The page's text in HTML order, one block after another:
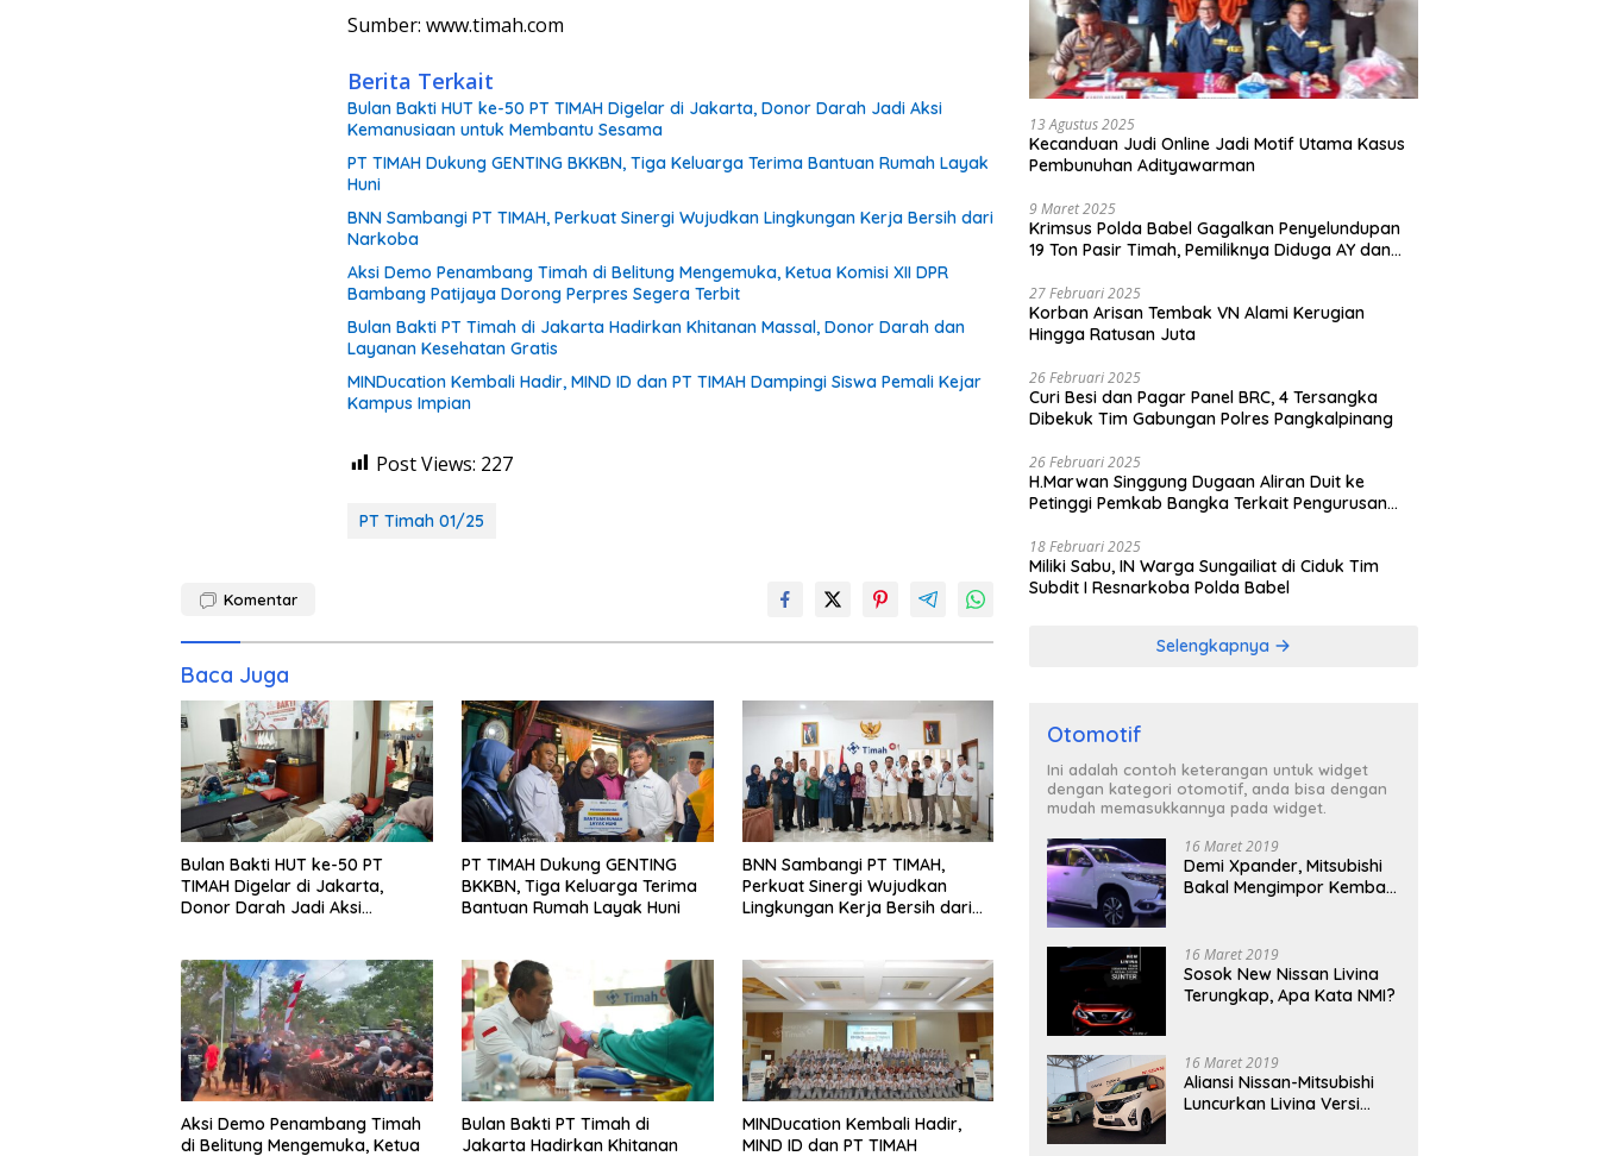
Sumber: www.timah.com
Berita Terkait
Bulan Bakti HUT ke-50 PT TIMAH Digelar di Jakarta, Donor Darah Jadi Aksi
Kemanusiaan untuk Membantu Sesama
PT TIMAH Dukung GENTING BKKBN, Tiga Keluarga Terima Bantuan Rumah Layak
Huni
BNN Sambangi PT TIMAH, Perkuat Sinergi Wujudkan Lingkungan Kerja Bersih dari
Narkoba
Aksi Demo Penambang Timah di Belitung Mengemuka, Ketua Komisi XII DPR
Bambang Patijaya Dorong Perpres Segera Terbit
Bulan Bakti PT Timah di Jakarta Hadirkan Khitanan Massal, Donor Darah dan
Layanan Kesehatan Gratis
MINDucation Kembali Hadir, MIND ID dan PT TIMAH Dampingi Siswa Pemali Kejar
Kampus Impian
Post Views: 227
PT Timah 01/25
Komentar
Baca Juga
Bulan Bakti HUT ke-50 PT
TIMAH Digelar di Jakarta,
Donor Darah Jadi Aksi
PT TIMAH Dukung GENTING
BKKBN, Tiga Keluarga Terima
Bantuan Rumah Layak Huni
BNN Sambangi PT TIMAH,
Perkuat Sinergi Wujudkan
Lingkungan Kerja Bersih dari
Aksi Demo Penambang Timah
di Belitung Mengemuka, Ketua
Bulan Bakti PT Timah di
Jakarta Hadirkan Khitanan
MINDucation Kembali Hadir,
MIND ID dan PT TIMAH
13 Agustus 2025
Kecanduan Judi Online Jadi Motif Utama Kasus
Pembunuhan Adityawarman
9 Maret 2025
Krimsus Polda Babel Gagalkan Penyelundupan
19 Ton Pasir Timah, Pemiliknya Diduga AY dan
27 Februari 2025
Korban Arisan Tembak VN Alami Kerugian
Hingga Ratusan Juta
26 Februari 2025
Curi Besi dan Pagar Panel BRC, 4 Tersangka
Dibekuk Tim Gabungan Polres Pangkalpinang
26 Februari 2025
H.Marwan Singgung Dugaan Aliran Duit ke
Petinggi Pemkab Bangka Terkait Pengurusan
18 Februari 2025
Miliki Sabu, IN Warga Sungailiat di Ciduk Tim
Subdit I Resnarkoba Polda Babel
Selengkapnya
Otomotif
Ini adalah contoh keterangan untuk widget
dengan kategori otomotif, anda bisa dengan
mudah memasukkannya pada widget.
16 Maret 2019
Demi Xpander, Mitsubishi
Bakal Mengimpor Kembali
16 Maret 2019
Sosok New Nissan Livina
Terungkap, Apa Kata NMI?
16 Maret 2019
Aliansi Nissan-Mitsubishi
Luncurkan Livina Versi